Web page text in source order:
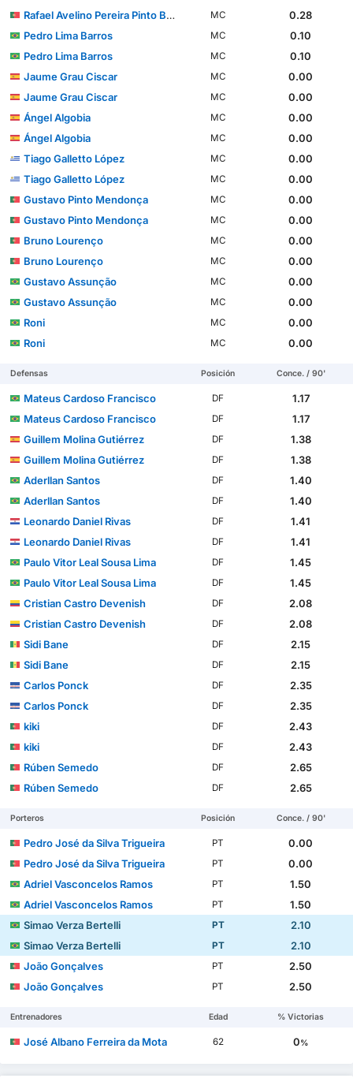
Rafael Avelino Pereira Pinto Barbosa
MC
0.28
Pedro Lima Barros
MC
0.10
Pedro Lima Barros
MC
0.10
Jaume Grau Ciscar
MC
0.00
Jaume Grau Ciscar
MC
0.00
Ángel Algobia
MC
0.00
Ángel Algobia
MC
0.00
Tiago Galletto López
MC
0.00
Tiago Galletto López
MC
0.00
Gustavo Pinto Mendonça
MC
0.00
Gustavo Pinto Mendonça
MC
0.00
Bruno Lourenço
MC
0.00
Bruno Lourenço
MC
0.00
Gustavo Assunção
MC
0.00
Gustavo Assunção
MC
0.00
Roni
MC
0.00
Roni
MC 0.00
Defensas Posición Conce. / 90'
Mateus Cardoso Francisco DF
1.17
Mateus Cardoso Francisco
DF
1.17
Guillem Molina Gutiérrez
DF
1.38
Guillem Molina Gutiérrez
DF
1.38
Aderllan Santos
DF
1.40
Aderllan Santos
DF
1.40
Leonardo Daniel Rivas
DF
1.41
Leonardo Daniel Rivas
DF
1.41
Paulo Vitor Leal Sousa Lima
DF
1.45
Paulo Vitor Leal Sousa Lima
DF
1.45
Cristian Castro Devenish
DF
2.08
Cristian Castro Devenish
DF
2.08
Sidi Bane
DF
2.15
Sidi Bane
DF
2.15
Carlos Ponck
DF
2.35
Carlos Ponck
DF
2.35
kiki
DF
2.43
kiki
DF
2.43
Rúben Semedo
DF
2.65
Rúben Semedo
DF 2.65
Porteros Posición Conce. / 90'
Pedro José da Silva Trigueira PT
0.00
Pedro José da Silva Trigueira
PT
0.00
Adriel Vasconcelos Ramos
PT
1.50
Adriel Vasconcelos Ramos
PT
1.50
Simao Verza Bertelli
PT
2.10
Simao Verza Bertelli
PT
2.10
João Gonçalves
PT
2.50
João Gonçalves
PT 2.50
Entrenadores Edad % Victorias
José Albano Ferreira da Mota 62 0%